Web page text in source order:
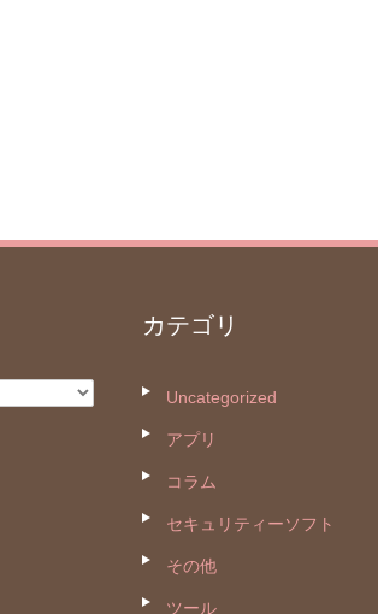
カテゴリ
Uncategorized
アプリ
コラム
セキュリティーソフト
その他
ツール